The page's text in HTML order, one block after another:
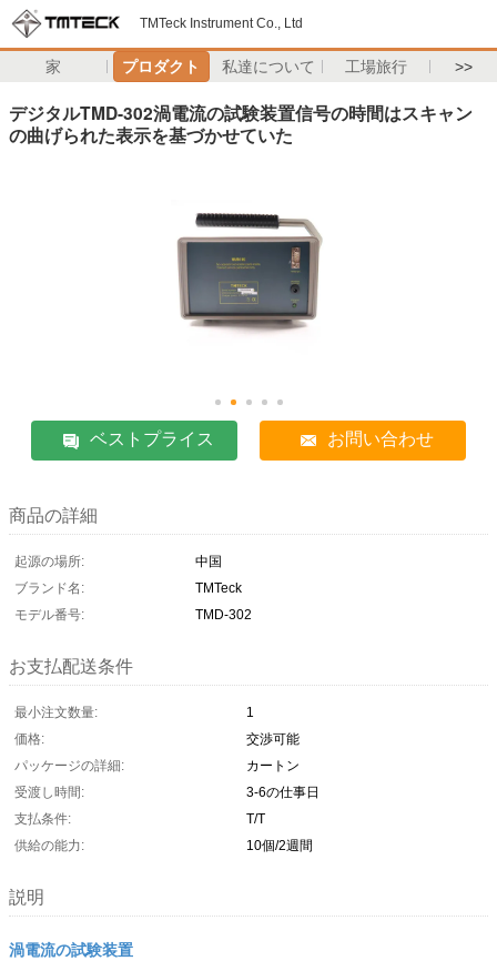
TMTeck Instrument Co., Ltd
家 プロダクト 私達について 工場旅行 >>
デジタルTMD-302渦電流の試験装置信号の時間はスキャン
の曲げられた表示を基づかせていた
ベストプライス お問い合わせ
商品の詳細
起源の場所:
中国
ブランド名:
TMTeck
モデル番号:
TMD-302
お支払配送条件
最小注文数量:
1
価格:
交渉可能
パッケージの詳細:
カートン
受渡し時間:
3-6の仕事日
支払条件:
T/T
供給の能力:
10個/2週間
説明
渦電流の試験装置